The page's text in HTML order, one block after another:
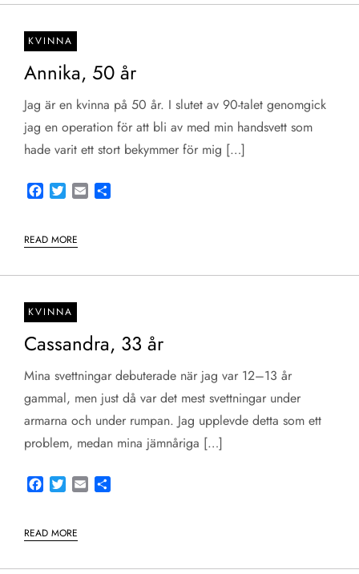
KVINNA
Annika, 50 år
Jag är en kvinna på 50 år. I slutet av 90-talet genomgick
jag en operation för att bli av med min handsvett som
hade varit ett stort bekymmer för mig […]
Facebook
TwitterEmail
READ MORE
KVINNA
Cassandra, 33 år
Mina svettningar debuterade när jag var 12–13 år
gammal, men just då var det mest svettningar under
armarna och under rumpan. Jag upplevde detta som ett
problem, medan mina jämnåriga […]
Facebook
TwitterEmail
READ MORE